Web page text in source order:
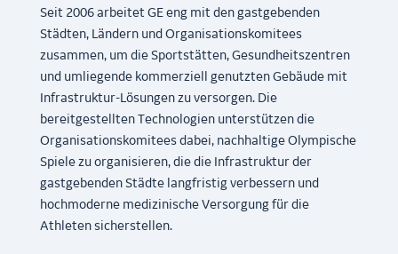
Seit 2006 arbeitet GE eng mit den gastgebenden
Städten, Ländern und Organisationskomitees
zusammen, um die Sportstätten, Gesundheitszentren
und umliegende kommerziell genutzten Gebäude mit
Infrastruktur-Lösungen zu versorgen. Die
bereitgestellten Technologien unterstützen die
Organisationskomitees dabei, nachhaltige Olympische
Spiele zu organisieren, die die Infrastruktur der
gastgebenden Städte langfristig verbessern und
hochmoderne medizinische Versorgung für die
Athleten sicherstellen.